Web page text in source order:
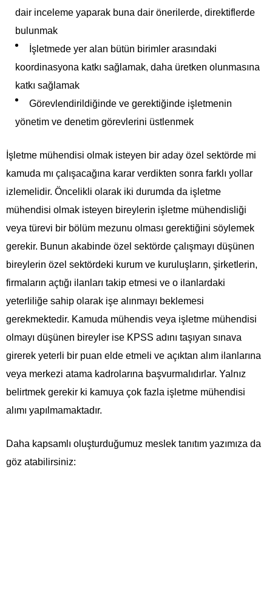
dair inceleme yaparak buna dair önerilerde, direktiflerde
bulunmak
İşletmede yer alan bütün birimler arasındaki
koordinasyona katkı sağlamak, daha üretken olunmasına
katkı sağlamak
Görevlendirildiğinde ve gerektiğinde işletmenin
yönetim ve denetim görevlerini üstlenmek
İşletme mühendisi olmak isteyen bir aday özel sektörde mi
kamuda mı çalışacağına karar verdikten sonra farklı yollar
izlemelidir. Öncelikli olarak iki durumda da işletme
mühendisi olmak isteyen bireylerin işletme mühendisliği
veya türevi bir bölüm mezunu olması gerektiğini söylemek
gerekir. Bunun akabinde özel sektörde çalışmayı düşünen
bireylerin özel sektördeki kurum ve kuruluşların, şirketlerin,
firmaların açtığı ilanları takip etmesi ve o ilanlardaki
yeterliliğe sahip olarak işe alınmayı beklemesi
gerekmektedir. Kamuda mühendis veya işletme mühendisi
olmayı düşünen bireyler ise KPSS adını taşıyan sınava
girerek yeterli bir puan elde etmeli ve açıktan alım ilanlarına
veya merkezi atama kadrolarına başvurmalıdırlar. Yalnız
belirtmek gerekir ki kamuya çok fazla işletme mühendisi
alımı yapılmamaktadır.
Daha kapsamlı oluşturduğumuz meslek tanıtım yazımıza da
göz atabilirsiniz: